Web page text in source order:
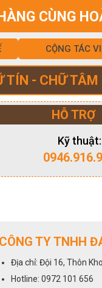
CÙNG
CỘNG TÁC
TÍN - CHỮ TÂM
HỖ TRỢ
Kỹ thuật:
CÔNG TY TNHH
Địa chỉ: Đội 16, Thôn
Hotline: 0972 101 656